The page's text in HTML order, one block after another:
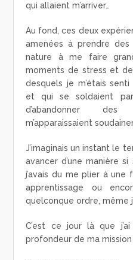
qui allaient m’arriver…
Au fond, ces deux
amenées à prendre
nature à me faire
moments de stress et
desquels je m’étais
et qui se soldaient
d’abandonner
m’apparaissaient
J’imaginais un instant le
avancer d’une manière
j’avais du me plier à une
apprentissage ou
quelconque ordre, même
C’est ce jour là que
profondeur de ma